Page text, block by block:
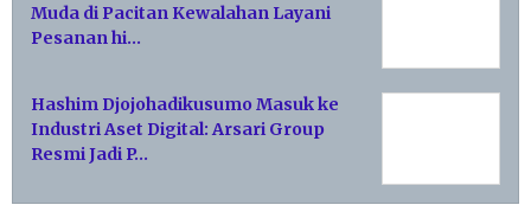
Muda di Pacitan Kewalahan Layani
Pesanan hi…
Hashim Djojohadikusumo Masuk ke
Industri Aset Digital: Arsari Group
Resmi Jadi P…